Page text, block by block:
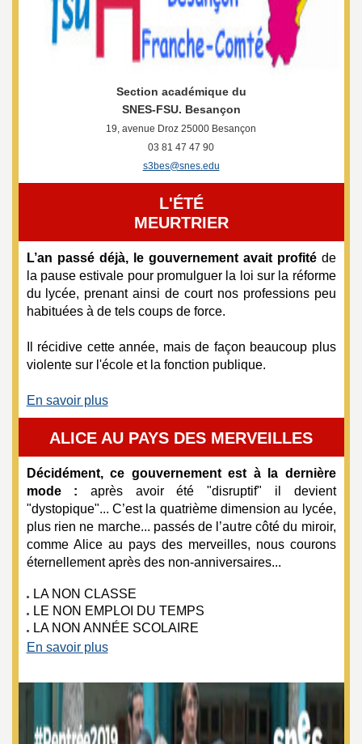
e
s
E
n
s
e
i
g
n
m
e
n
t
e
S
Section académique du
SNES-FSU. Besançon
19, avenue Droz 25000 Besançon
03 81 47 47 90
s3bes@snes.edu
L'ÉTÉ
MEURTRIER
L’an passé déjà, le gouvernement avait profité de
la pause estivale pour promulguer la loi sur la réforme
du lycée, prenant ainsi de court nos professions peu
habituées à de tels coups de force.
Il récidive cette année, mais de façon beaucoup plus
violente sur l'école et la fonction publique.
En savoir plus
ALICE AU PAYS DES MERVEILLES
Décidément, ce gouvernement est à la dernière
mode : après avoir été "disruptif" il devient
"dystopique"... C’est la quatrième dimension au lycée,
plus rien ne marche... passés de l’autre côté du miroir,
comme Alice au pays des merveilles, nous courons
éternellement après des non-anniversaires...
LA NON CLASSE
LE NON EMPLOI DU TEMPS
LA NON ANNÉE SCOLAIRE
En savoir plus